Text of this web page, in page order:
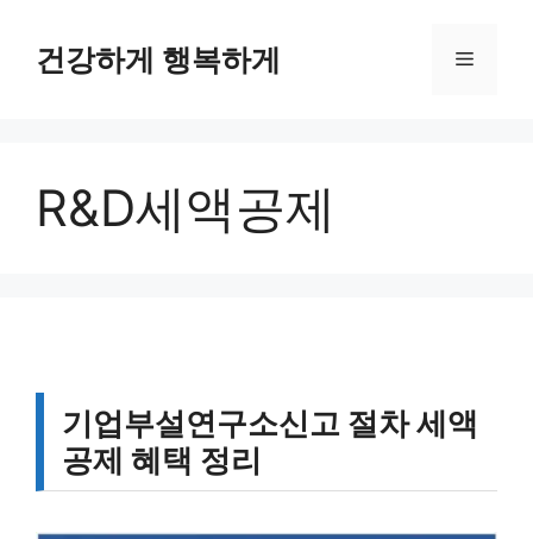
건강하게 행복하게 메
R&D세액공제
기업부설연구소신고 절차 세액
공제 혜택 정리